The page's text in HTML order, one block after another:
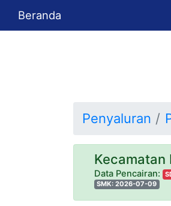
Beranda
Penyaluran
Kecamatan
Data Pencairan:
SMK: 2026-07-09